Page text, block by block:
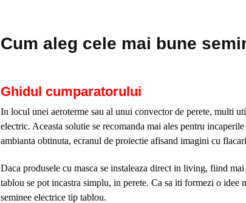
Cum aleg cele mai bune
Ghidul cumparatorului
In locul unei aeroterme sau al unui convector de perete, multi
electric. Aceasta solutie se recomanda mai ales pentru
ambianta obtinuta, ecranul de proiectie afisand imagini cu
Daca produsele cu masca se instaleaza direct in living, fiind
tablou se pot incastra simplu, in perete. Ca sa iti formezi o idee
seminee electrice tip tablou.